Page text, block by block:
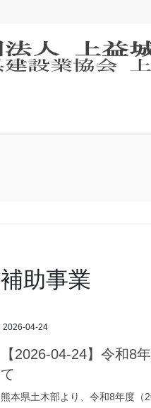
補助事業
2026-04-24
【2026-04-24】令和8
て
熊本県土木部より、令和8年度（